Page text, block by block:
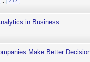
217
in Business
Make Better